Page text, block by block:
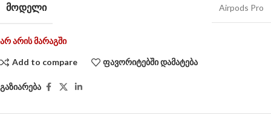
ᲛᲝᲓᲔᲚᲘ Airpods Pro
არ არის მარაგში
Add to compare ფავორიტებში დამატება
გაზიარება